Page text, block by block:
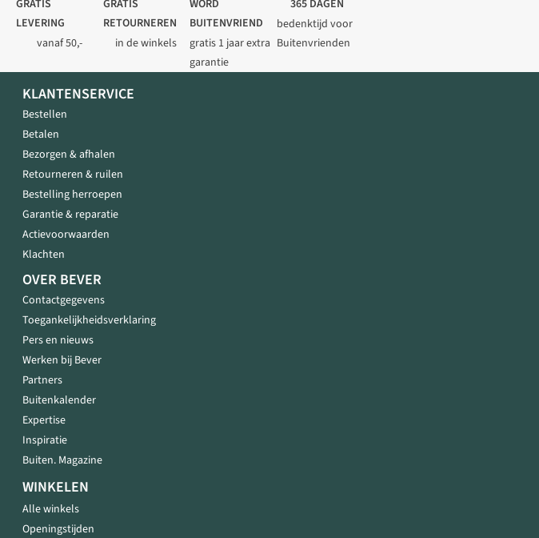
GRATIS
LEVERING
vanaf 50,-
GRATIS
RETOURNEREN
in de winkels
WORD
BUITENVRIEND
gratis 1 jaar extra
garantie
365 DAGEN
bedenktijd voor
Buitenvrienden
KLANTENSERVICE
Bestellen
Betalen
Bezorgen & afhalen
Retourneren & ruilen
Bestelling herroepen
Garantie & reparatie
Actievoorwaarden
Klachten
OVER BEVER
Contactgegevens
Toegankelijkheidsverklaring
Pers en nieuws
Werken bij Bever
Partners
Buitenkalender
Expertise
Inspiratie
Buiten. Magazine
WINKELEN
Alle winkels
Openingstijden